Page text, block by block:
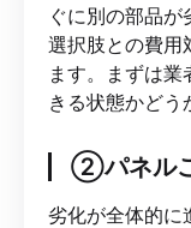
ぐに別の部品
選択肢との費用
ます。まずは
きる状態かどう
②パネル
劣化が全体的に